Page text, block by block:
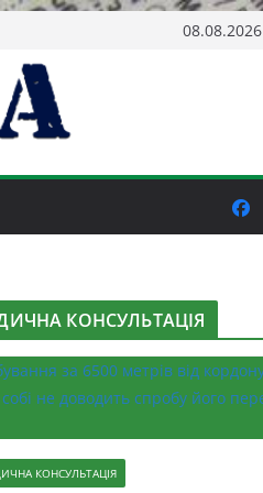
08.08.2026
КОНСУЛЬТАЦІЯ
КОНСУЛЬТАЦІЯ